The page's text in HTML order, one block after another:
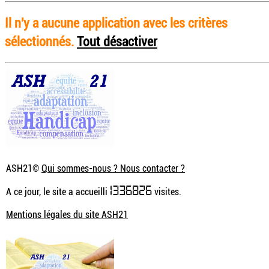
Il n'y a aucune application avec les critères
sélectionnés.Tout désactiver
ASH21©Qui sommes-nous ? Nous contacter ?
A ce jour, le site a accueilli 1336826visites.
Mentions légales du site ASH21